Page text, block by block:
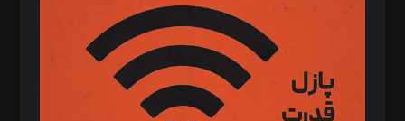
د‌بیر پیوست جهان: مینا پاکدل
د‌بیر تحریریه آنلاین: بابک نقاش
تحریریه‌: مجتبی محمود‌ی، آرش برهمند، یسنا امان‌پور، سروش کرمیان،
مصطفی مسجدی آرانی، ابوالفضل رجبی، زهرا فکرانه، فائزه فتحی
رستمی،مصطفی باستان